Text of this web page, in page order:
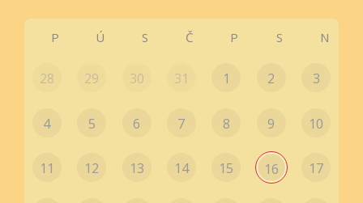
P Ú S Č P S N
28 29 30 31 1 2 3
4 5 6 7 8 9 10
11 12 13 14 15 16 17